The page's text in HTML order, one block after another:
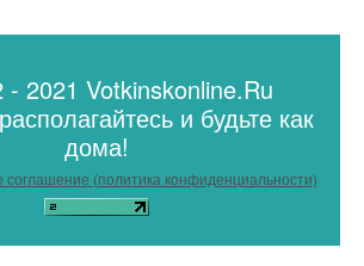
2021 Votkinskonline.Ru
и будьте как
дома!
соглашение (политика конфиденциальности)